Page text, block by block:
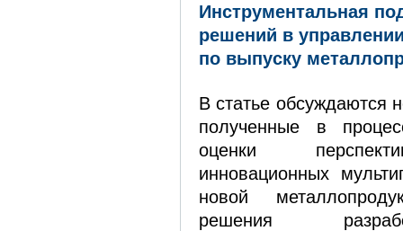
Инструментальная
решений в
по выпуску
В статье обсуждаются
полученные в
оценки
инновационных
новой
решения